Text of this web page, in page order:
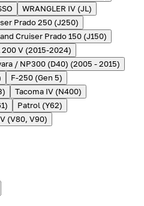
WRANGLER IV (JL)
Prado 250 (J250)
Cruiser Prado 150 (J150)
200 V (2015-2024)
/ NP300 (D40) (2005 - 2015)
F-250 (Gen 5)
Tacoma IV (N400)
Patrol (Y62)
(V80, V90)